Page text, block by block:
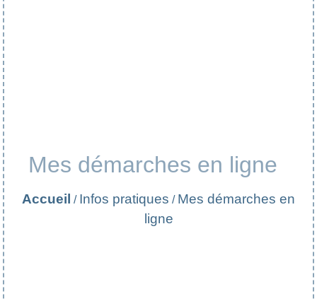
Mes démarches en ligne
Accueil / Infos pratiques / Mes démarches en
ligne